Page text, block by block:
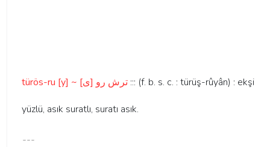
türös-ru [y] ~ ترش رو [ی] ::: (f. b. s. c. : türüş-rûyân) : ekşi
yüzlü, asık suratlı, suratı asık.
---